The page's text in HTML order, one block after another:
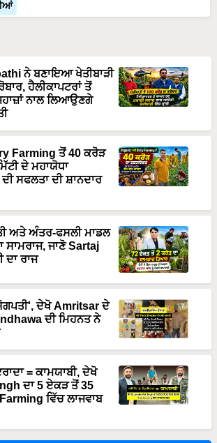
ਨੇ ਬਣਾਇਆ ਖੇਤੀਬਾੜੀ
ਹੈਲੀਕਾਪਟਰਾਂ ਤੋਂ
ਨਾਲ ਲਿਆਉਣਗੇ
Farming ਤੋਂ 40 ਕਰੋੜ
ਦੇ ਮਹਾਯੋਧਾ
ਸਫਲਤਾ ਦੀ ਸ਼ਾਨਦਾਰ
ਅਤੇ ਅੰਤਰ-ਫਸਲੀ ਮਾਡਲ
ਜਾਣੋ Sartaj
ਦਾ ਰਾਜ
ਦੇਖੋ Amritsar ਦੇ
ਦੀ ਮਿਹਨਤ ਨੇ
= ਕਾਮਯਾਬੀ, ਦੇਖੋ
ਦਾ 5 ਏਕੜ ਤੋਂ 35
ਵਿੱਚ ਲਾਜਵਾਬ